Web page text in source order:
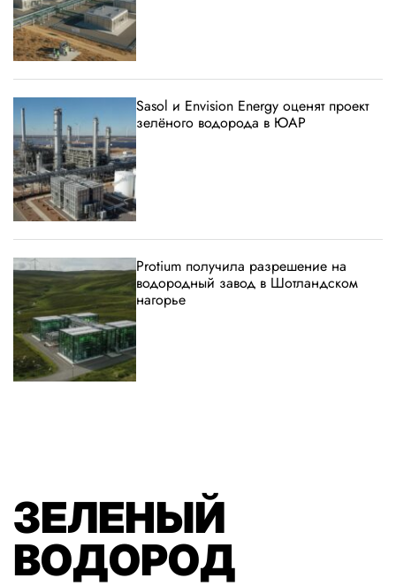
Sasol и Envision Energy оценят проект
зелёного водорода в ЮАР
Protium получила разрешение на
водородный завод в Шотландском
нагорье
ЗЕЛЕНЫЙ
ВОДОРОД